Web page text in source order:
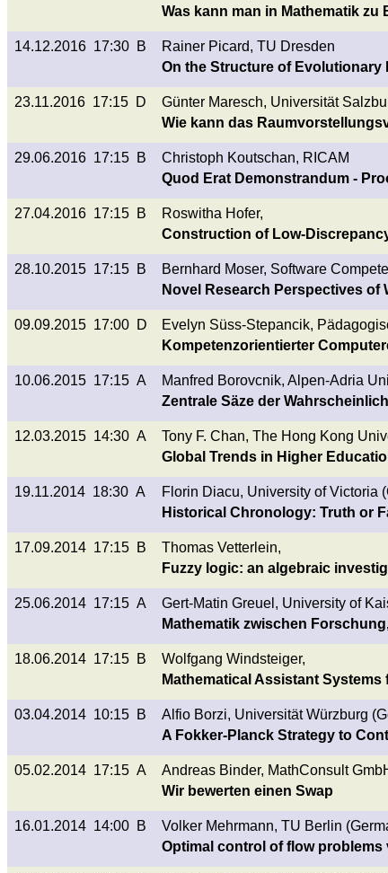
Was kann man in Mathematik zu
14.12.2016 17:30 B
Rainer Picard, TU Dresden
On the Structure of Evolutionary
23.11.2016 17:15 D
Günter Maresch, Universität
Wie kann das
29.06.2016 17:15 B
Christoph Koutschan, RICAM
Quod Erat Demonstrandum -
27.04.2016 17:15 B
Roswitha Hofer,
Construction of Low-
28.10.2015 17:15 B
Bernhard Moser, Software
Novel Research Perspectives
09.09.2015 17:00 D
Evelyn Süss-Stepancik,
Kompetenzorientierter
10.06.2015 17:15 A
Manfred Borovcnik, Alpen-Adria
Zentrale Säze der
12.03.2015 14:30 A
Tony F. Chan, The Hong Kong
Global Trends in Higher
19.11.2014 18:30 A
Florin Diacu, University of Victoria
Historical Chronology: Truth or
17.09.2014 17:15 B
Thomas Vetterlein,
Fuzzy logic: an algebraic
25.06.2014 17:15 A
Gert-Matin Greuel, University of
Mathematik zwischen
18.06.2014 17:15 B
Wolfgang Windsteiger,
Mathematical Assistant
03.04.2014 10:15 B
Alfio Borzi, Universität Würzburg
A Fokker-Planck Strategy to
05.02.2014 17:15 A
Andreas Binder, MathConsult
Wir bewerten einen Swap
16.01.2014 14:00 B
Volker Mehrmann, TU Berlin
Optimal control of flow